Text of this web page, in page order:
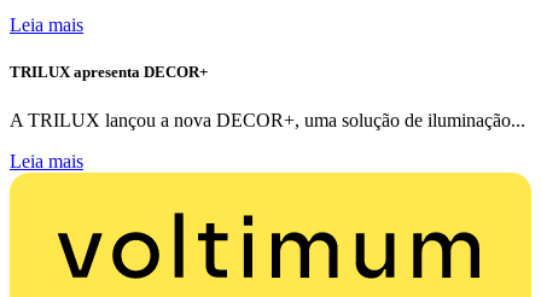
Leia mais
TRILUX apresenta DECOR+
A TRILUX lançou a nova DECOR+, uma solução de iluminação...
Leia mais